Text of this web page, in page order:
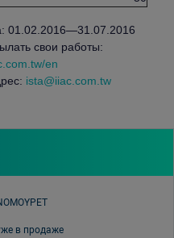
01.02.2016—31.07.2016
свои работы:
en
ista@iiac.com.tw
в продаже